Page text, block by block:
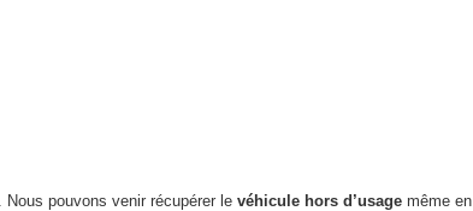
pouvons venir récupérer le véhicule hors d’usage même